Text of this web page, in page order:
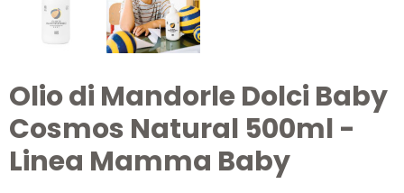
Olio di Mandorle Dolci Baby
Cosmos Natural 500ml -
Linea Mamma Baby